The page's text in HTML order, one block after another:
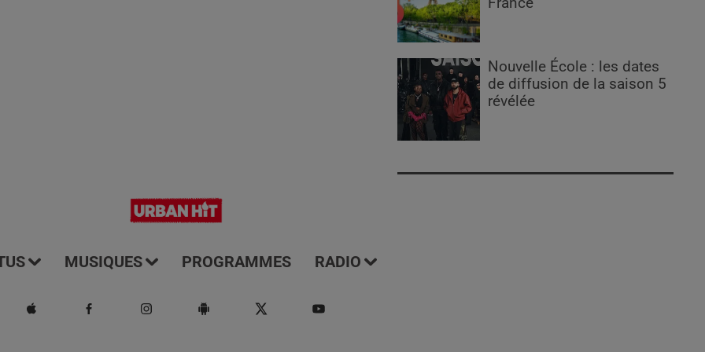
Nouvelle École : les dates
de diffusion de la saison 5
révélée
MUSIQUES PROGRAMMES RADIO